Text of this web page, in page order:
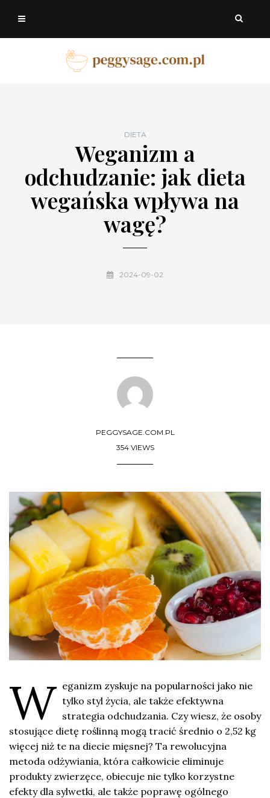
DIETA
Weganizm a
odchudzanie: jak dieta
wegańska wpływa na
wagę?
2024-09-02
PEGGYSAGE.COM.PL
354 VIEWS
W eganizm zyskuje na popularności jako nie
tylko styl życia, ale także efektywna
strategia odchudzania. Czy wiesz, że osoby
stosujące dietę roślinną mogą tracić średnio o 2,52 kg
więcej niż te na diecie mięsnej? Ta rewolucyjna
metoda odżywiania, która całkowicie eliminuje
produkty zwierzęce, obiecuje nie tylko korzystne
efekty dla sylwetki, ale także poprawę ogólnego